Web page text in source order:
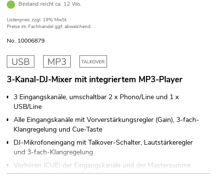
Bestand reicht ca. 12 Wo.
Listenpreis zzgl. 19% MwSt.
Preise im Fachhandel ggf. abweichend.
No. 10006879
3-Kanal-DJ-Mixer mit integriertem MP3-Player
3 Eingangskanäle, umschaltbar 2 x Phono/Line und 1 x
USB/Line
Alle Eingangskanäle mit Vorverstärkungsregler (Gain), 3-fach-
Klangregelung und Cue-Taste
DJ-Mikrofoneingang mit Talkover-Schalter, Lautstärkeregler
und 3-fach-Klangregelung
Vorhören (CUE) der Eingangskanäle und der Mastersumme
über regelbaren Kopfhörerausgang, mit Cue-Mix-Regler